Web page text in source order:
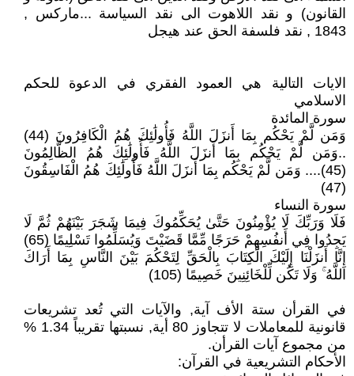
القانون) و نقد اللاهوت الى نقد السياسة ...ماركس ,
1843 , نقد فلسفة الحق عند هيجل
الايات التالية هي العمود الفقري في الدعوة للحكم
الاسلامي
سورة المائدة
وَمَن لَّمْ يَحْكُم بِمَا أَنزَلَ اللَّهُ فَأُولَٰئِكَ هُمُ الْكَافِرُونَ (44)
..وَمَن لَّمْ يَحْكُم بِمَا أَنزَلَ اللَّهُ فَأُولَٰئِكَ هُمُ الظَّالِمُونَ
(45).... وَمَن لَّمْ يَحْكُم بِمَا أَنزَلَ اللَّهُ فَأُولَٰئِكَ هُمُ الْفَاسِقُونَ
(47)
سورة النساء
فَلَا وَرَبِّكَ لَا يُؤْمِنُونَ حَتَّىٰ يُحَكِّمُوكَ فِيمَا شَجَرَ بَيْنَهُمْ ثُمَّ لَا
يَجِدُوا فِي أَنفُسِهِمْ حَرَجًا مِّمَّا قَضَيْتَ وَيُسَلِّمُوا تَسْلِيمًا (65)
إِنَّا أَنزَلْنَا إِلَيْكَ الْكِتَابَ بِالْحَقِّ لِتَحْكُمَ بَيْنَ النَّاسِ بِمَا أَرَاكَ
اللَّهُ ۚ وَلَا تَكُن لِّلْخَائِنِينَ خَصِيمًا (105)
في القرأن ستة الأف آية, والآيات التي تُعد تشريعات
قانونية للمعاملات لا تتجاوز 80 أية, نسبتها تقريباً 1.34 %
من مجموع آيات القرأن.
الأحكام التشريعية في القرآن: